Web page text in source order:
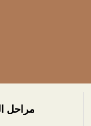
مراحل